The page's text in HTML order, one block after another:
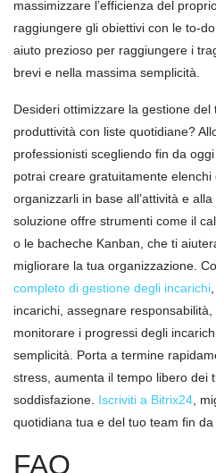
massimizzare l’efficienza del
raggiungere gli obiettivi con le to-
aiuto prezioso per raggiungere i
brevi e nella massima semplicità.
Desideri ottimizzare la gestione
produttività con liste quotidiane?
professionisti scegliendo fin da
potrai creare gratuitamente
organizzarli in base all’attività e
soluzione offre strumenti come il
o le bacheche Kanban, che ti
migliorare la tua organizzazione.
completo di gestione degli incarichi
incarichi, assegnare
monitorare i progressi degli
semplicità. Porta a termine
stress, aumenta il tempo libero dei
soddisfazione. Iscriviti a Bitrix24 ,
quotidiana tua e del tuo team fin da
FAQ